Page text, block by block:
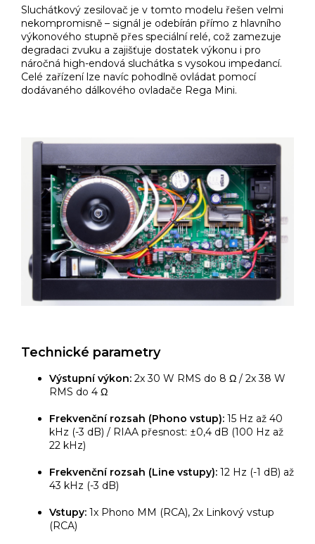
Sluchátkový zesilovač je v tomto modelu řešen velmi
nekompromisně – signál je odebírán přímo z hlavního
výkonového stupně přes speciální relé, což zamezuje
degradaci zvuku a zajišťuje dostatek výkonu i pro
náročná high-endová sluchátka s vysokou impedancí.
Celé zařízení lze navíc pohodlně ovládat pomocí
dodávaného dálkového ovladače Rega Mini.
Technické parametry
Výstupní výkon: 2x 30 W RMS do 8 Ω / 2x 38 W
RMS do 4 Ω
Frekvenční rozsah (Phono vstup): 15 Hz až 40
kHz (-3 dB) / RIAA přesnost: ±0,4 dB (100 Hz až
22 kHz)
Frekvenční rozsah (Line vstupy): 12 Hz (-1 dB) až
43 kHz (-3 dB)
Vstupy: 1x Phono MM (RCA), 2x Linkový vstup
(RCA)